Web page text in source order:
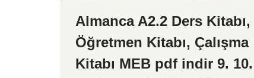
Almanca A2.2 Ders Kitabı,
Öğretmen Kitabı, Çalışma
Kitabı MEB pdf indir 9. 10.